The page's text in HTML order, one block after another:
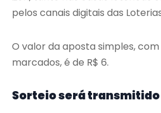
pelos canais digitais das
O valor da aposta simples,
marcados, é de R$ 6.
Sorteio será